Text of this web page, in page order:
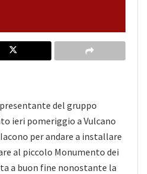
del gruppo
ieri pomeriggio a Vulcano
per andare a installare
al piccolo Monumento dei
a buon fine nonostante la